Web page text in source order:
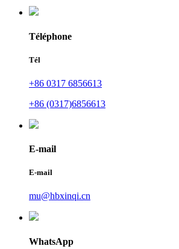
Téléphone
Tél
+86 0317 6856613
+86 (0317)6856613
E-mail
E-mail
mu@hbxinqi.cn
WhatsApp